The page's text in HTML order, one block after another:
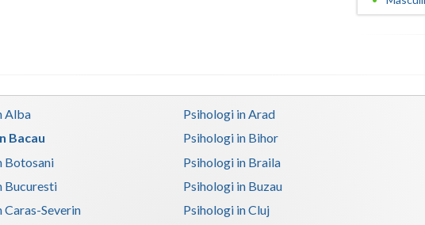
Alba Psihologi in Arad
Bacau
Psihologi in Bihor
Botosani
Psihologi in Braila
Bucuresti
Psihologi in Buzau
Caras-Severin
Psihologi in Cluj